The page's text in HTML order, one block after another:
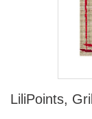
LiliPoints,